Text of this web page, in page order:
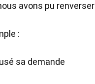
avons pu
:
sa demande